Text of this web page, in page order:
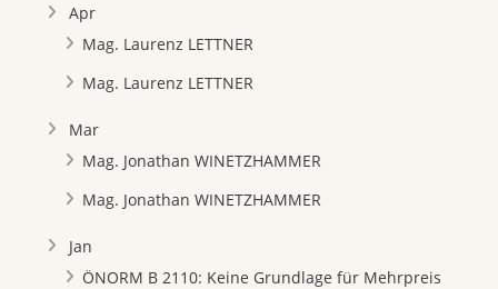
Apr
Mag. Laurenz LETTNER
Mag. Laurenz LETTNER
Mar
Mag. Jonathan WINETZHAMMER
Mag. Jonathan WINETZHAMMER
Jan
ÖNORM B 2110: Keine Grundlage für Mehrpreis